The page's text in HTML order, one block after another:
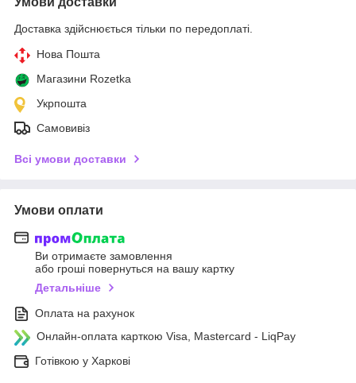
Доставка здійснюється тільки по передоплаті.
Нова Пошта
Магазини Rozetka
Укрпошта
Самовивіз
Всі умови доставки
Умови оплати
Ви отримаєте замовлення
або гроші повернуться на вашу картку
Детальніше
Оплата на рахунок
Онлайн-оплата карткою Visa, Mastercard - LiqPay
Готівкою у Харкові